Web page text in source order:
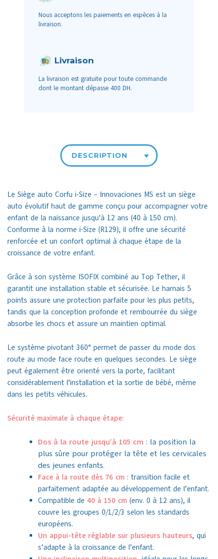
Nous acceptons les paiements en espèces à la
livraison.
Livraison
La livraison est gratuite pour toute commande
dont le montant dépasse 400 DH.
DESCRIPTION
Le Siège auto Corfu i-Size – Innovaciones MS est un siège
auto évolutif haut de gamme conçu pour accompagner votre
enfant de la naissance jusqu’à 12 ans (40 à 150 cm).
Conforme à la norme i-Size (R129), il offre une sécurité
renforcée et un confort optimal à chaque étape de la
croissance de votre enfant.
Grâce à son système ISOFIX combiné au Top Tether, il
garantit une installation stable et sécurisée. Le harnais 5
points assure une protection parfaite pour les plus petits,
tandis que la conception profonde et rembourrée du siège
absorbe les chocs et assure un maintien optimal.
Le système pivotant 360° permet de passer du mode dos
route au mode face route en quelques secondes. Le siège
peut également être orienté vers la porte, facilitant
considérablement l’installation et la sortie de bébé, même
dans les petits véhicules.
Sécurité maximale à chaque étape:
Dos à la route jusqu’à 105 cm : la position la
plus sûre pour protéger la tête et les cervicales
des jeunes enfants.
Face à la route dès 76 cm: transition facile et
parfaitement adaptée au développement de l’enfant.
Compatible de 40 à 150 cm(env. 0 à 12 ans), il
couvre les groupes 0/1/2/3 selon les standards
européens.
Un appui-tête réglable sur plusieurs hauteurs, qui
s’adapte à la croissance de l’enfant.